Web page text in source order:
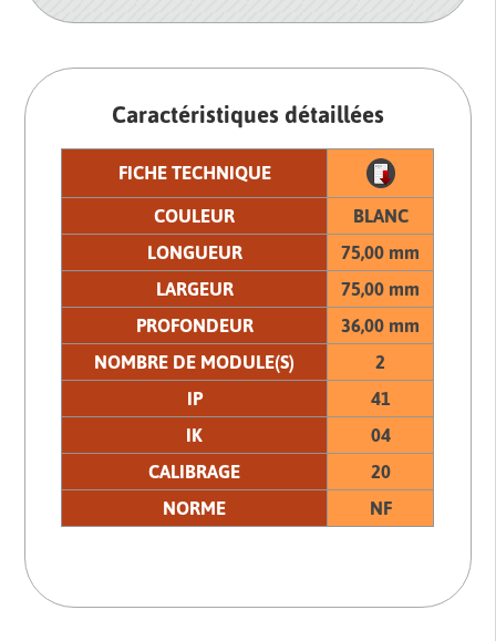
Caractéristiques détaillées
FICHE TECHNIQUE
COULEUR
BLANC
LONGUEUR
75,00 mm
LARGEUR
75,00 mm
PROFONDEUR
36,00 mm
NOMBRE DE MODULE(S)
2
IP
41
IK
04
CALIBRAGE
20
NORME
NF